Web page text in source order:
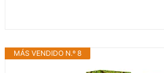
MÁS VENDIDO N.º 8